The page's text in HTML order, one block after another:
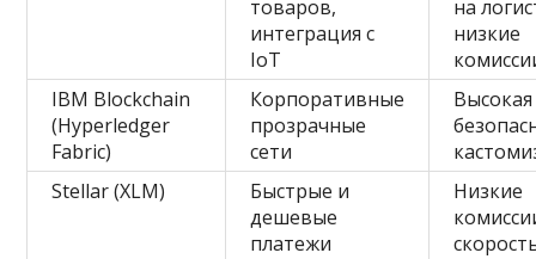
товаров,
интеграция с
IoT
на
низкие
IBM Blockchain
(Hyperledger
Fabric)
Корпоративные
прозрачные
сети
Высокая
Stellar (XLM)
Быстрые и
дешевые
платежи
Низкие